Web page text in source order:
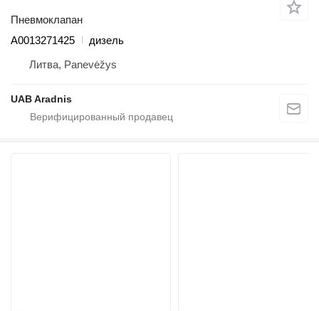
Пневмоклапан
A0013271425
дизель
Литва, Panevėžys
UAB Aradnis